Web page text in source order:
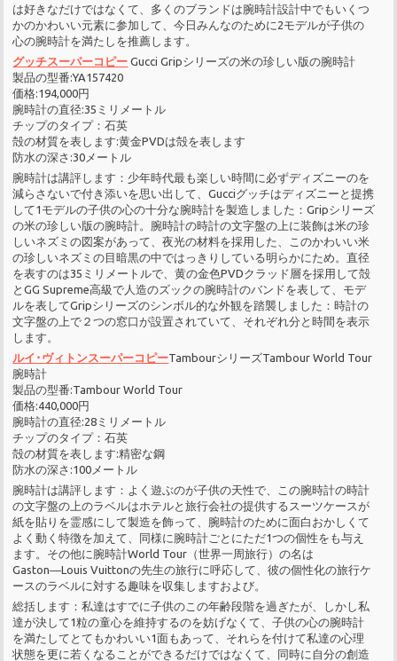
は好きなだけではなくて、多くのブランドは腕時計設計中でもいくつ
かのかわいい元素に参加して、今日みんなのために2モデルが子供の
心の腕時計を満たしを推薦します。
グッチスーパーコピー Gucci Gripシリーズの米の珍しい版の腕時計
製品の型番:YA157420
価格:194,000円
腕時計の直径:35ミリメートル
チップのタイプ：石英
殻の材質を表します:黄金PVDは殻を表します
防水の深さ:30メートル
腕時計は講評します：少年時代最も楽しい時間に必ずディズニーのを
減らさないで付き添いを思い出して、Gucciグッチはディズニーと提携
して1モデルの子供の心の十分な腕時計を製造しました：Gripシリーズ
の米の珍しい版の腕時計。腕時計の時計の文字盤の上に装飾は米の珍
しいネズミの図案があって、夜光の材料を採用した、このかわいい米
の珍しいネズミの目暗黒の中ではっきりしている明らかにため。直径
を表すのは35ミリメートルで、黄の金色PVDクラッド層を採用して殻
とGG Supreme高級で人造のズックの腕時計のバンドを表して、モデ
ルを表してGripシリーズのシンボル的な外観を踏襲しました：時計の
文字盤の上で２つの窓口が設置されていて、それぞれ分と時間を表示
します。
ルイ･ヴィトンスーパーコピーTambourシリーズTambour World Tour
腕時計
製品の型番:Tambour World Tour
価格:440,000円
腕時計の直径:28ミリメートル
チップのタイプ：石英
殻の材質を表します:精密な鋼
防水の深さ:100メートル
腕時計は講評します：よく遊ぶのが子供の天性で、この腕時計の時計
の文字盤の上のラベルはホテルと旅行会社の提供するスーツケースが
紙を貼りを霊感にして製造を飾って、腕時計のために面白おかしくて
よく動く特徴を加えて、同様に腕時計ごとにただ1つの個性をも与え
ます。その他に腕時計World Tour（世界一周旅行）の名は
Gaston―Louis Vuittonの先生の旅行に呼応して、彼の個性化の旅行ケ
ースのラベルに対する趣味を収集しますおよび。
総括します：私達はすでに子供のこの年齢段階を過ぎたが、しかし私
達が決して1粒の童心を維持するのを妨げなくて、子供の心の腕時計
を満たしてとてもかわいい1面もあって、それらを付けて私達の心理
状態を更に若くなることができるだけではなくて、同時に自分の創造